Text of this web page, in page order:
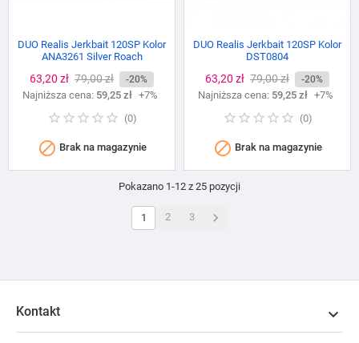
DUO Realis Jerkbait 120SP Kolor
ANA3261 Silver Roach
Cena
63,20 zł Cena
podstawowa
79,00 zł -20%
Najniższa cena: 59,25 zł +7%
(0)
 Brak na magazynie
DUO Realis Jerkbait 120SP Kolor
DST0804
Cena
63,20 zł Cena
podstawowa
79,00 zł -20%
Najniższa cena: 59,25 zł +7%
(0)
 Brak na magazynie
Pokazano 1-12 z 25 pozycji
1 2 3 
Kontakt 